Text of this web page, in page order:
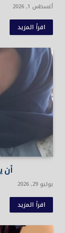
أغسطس 1, 2026
اقرأ المزيد
أن
يوليو 29, 2026
اقرأ المزيد